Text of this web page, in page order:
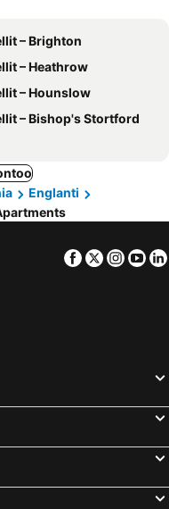
– Brighton
– Heathrow
– Hounslow
– Bishop's Stortford
Englanti
Facebook
Twitter